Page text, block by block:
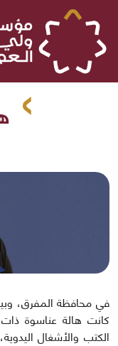
في محافظة المفرق،
الكتب والأشغال